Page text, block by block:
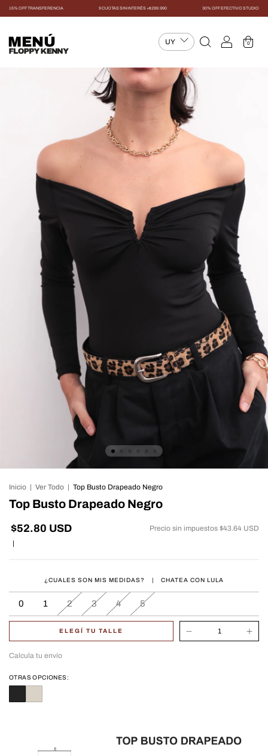
15% OFF TRANSFERENCIA 9 CUOTAS SIN INTERÉS +$299.990 30% OFF EFECTIVO STUDIO
MENÚ 0
Inicio | Ver Todo | Top Busto Drapeado Negro
Top Busto Drapeado Negro
$52.80 USD Precio sin impuestos $43.64 USD
|
0 1 2 3 4 5
¿CUALES SON MIS MEDIDAS? CHATEA CON LULA
ELEGÍ TU TALLE
Calcula tu envío
OTRAS OPCIONES: